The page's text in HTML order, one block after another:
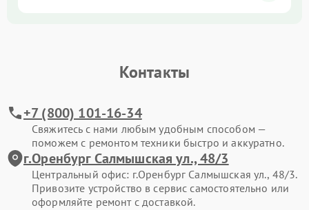
Контакты
+7 (800) 101-16-34
Свяжитесь с нами любым удобным способом —
поможем с ремонтом техники быстро и аккуратно.
г.Оренбург Салмышская ул., 48/3
Центральный офис: г.Оренбург Салмышская ул., 48/3.
Привозите устройство в сервис самостоятельно или
оформляйте ремонт с доставкой.